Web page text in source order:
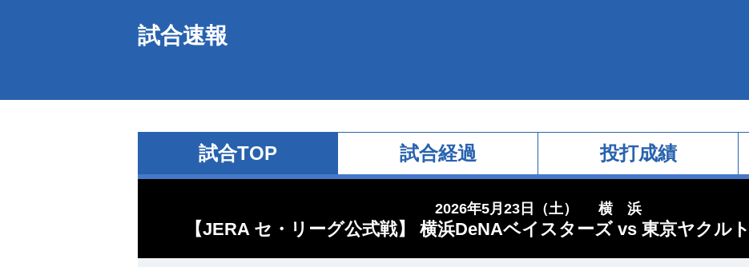
試合速報
試合TOP 試合経過 投打成績
2026年5月23日（土） 横 浜
【JERA セ・リーグ公式戦】 横浜DeNAベイスターズ vs 東京ヤクル